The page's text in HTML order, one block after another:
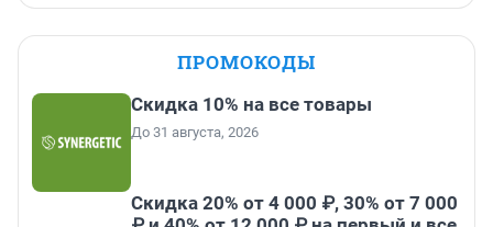
ПРОМОКОДЫ
Скидка 10% на все товары
До 31 августа, 2026
Скидка 20% от 4 000 ₽, 30% от 7 000